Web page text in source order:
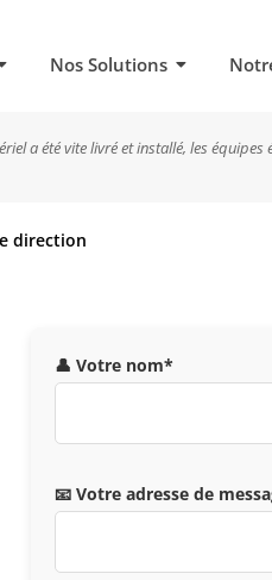
Nos Solutions
a été vite livré et installé, les
direction
👤 Votre nom*
📧 Votre adresse de